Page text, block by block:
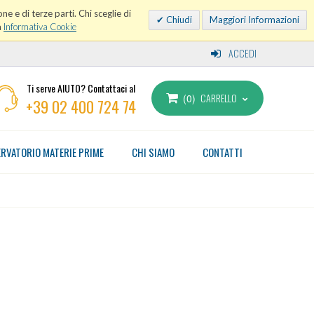
e di terze parti. Chi sceglie di
Informativa Cookie
Chiudi Maggiori Informazioni
ACCEDI
Ti serve AIUTO? Contattaci al
+39 02 400 724 74 0 CARRELLO
CONTATTI
CHI SIAMO
MATERIE PRIME